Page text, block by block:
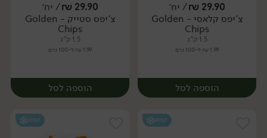
יח׳ יח׳
29.90
₪/ יח׳
צ'יפס קלאסי - Golden
Chips
1.5 ק"ג
1.99 ₪ ל-100 גרם
הוספה לסל
29.90
₪/ יח׳
צ'יפס סטייק - Golden
Chips
1.5 ק"ג
1.99 ₪ ל-100 גרם
הוספה לסל
קפוא קפוא